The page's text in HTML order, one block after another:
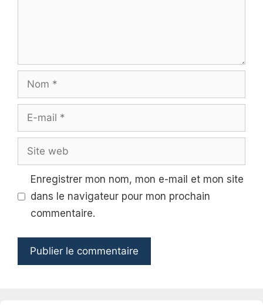
Nom
mail
Site
web
Enregistrer mon nom, mon e-mail et mon site
dans le navigateur pour mon prochain
commentaire.